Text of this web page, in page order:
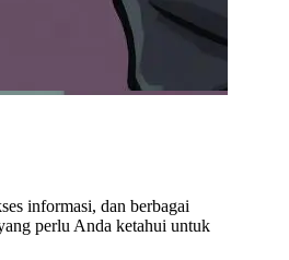
informasi, dan berbagai
perlu Anda ketahui untuk